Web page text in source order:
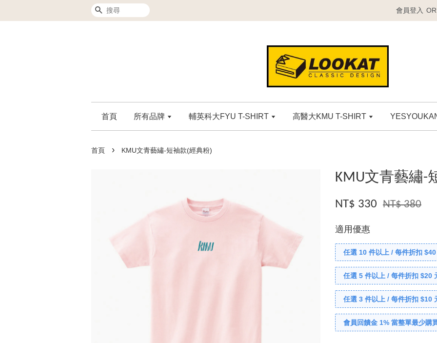
搜尋 會員登入 OR
首頁 所有品牌 輔英科大FYU T-SHIRT 高醫大KMU T-SHIRT
首頁 › KMU文青藝繡-短袖款(經典粉)
KMU文青藝繡-
NT$ 330 NT$ 380
適用優惠
任選 10 件以上 / 每件折扣
任選 5 件以上 / 每件折扣 $20
任選 3 件以上 / 每件折扣 $10
會員回饋金 1% 當整單最少購